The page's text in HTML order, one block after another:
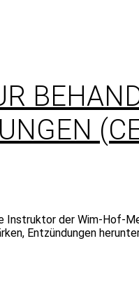
Instruktor der Wim-Hof-
Entzündungen